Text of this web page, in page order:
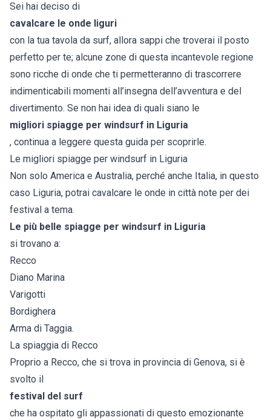
Sei hai deciso di
cavalcare le onde liguri
con la tua tavola da surf, allora sappi che troverai il posto
perfetto per te; alcune zone di questa incantevole regione
sono ricche di onde che ti permetteranno di trascorrere
indimenticabili momenti all’insegna dell’avventura e del
divertimento. Se non hai idea di quali siano le
migliori spiagge per windsurf in Liguria
, continua a leggere questa guida per scoprirle.
Le migliori spiagge per windsurf in Liguria
Non solo America e Australia, perché anche Italia, in questo
caso Liguria, potrai cavalcare le onde in città note per dei
festival a tema.
Le più belle spiagge per windsurf in Liguria
si trovano a:
Recco
Diano Marina
Varigotti
Bordighera
Arma di Taggia.
La spiaggia di Recco
Proprio a Recco, che si trova in provincia di Genova, si è
svolto il
festival del surf
che ha ospitato gli appassionati di questo emozionante